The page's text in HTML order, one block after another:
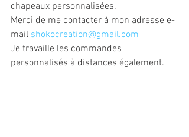
chapeaux personnalisées.
Merci de me contacter à mon adresse e-
mail shokocreation@gmail.com
Je travaille les commandes
personnalisés à distances également.